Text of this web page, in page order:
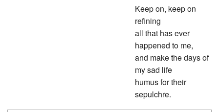
Keep on, keep on
refining
all that has ever
happened to me,
and make the days of
my sad life
humus for their
sepulchre.